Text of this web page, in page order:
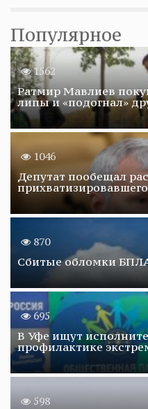
Популярное
1562
Ратмир Мавлиев
липы и «подогнал»
1046
Депутат пообещал
870
Сбитые обломки
695
В Уфе ищут
профилактике
598